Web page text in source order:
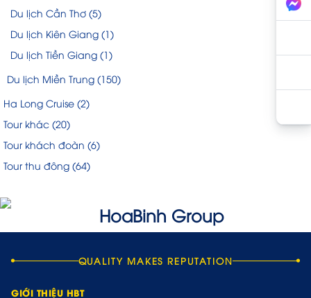
Du lịch Cần Thơ (5)
Du lịch Kiên Giang (1)
Du lịch Tiền Giang (1)
Du lịch Miền Trung (150)
Ha Long Cruise (2)
Tour khác (20)
Tour khách đoàn (6)
Tour thu đông (64)
QUALITY MAKES REPUTATION
GIỚI THIỆU HBT